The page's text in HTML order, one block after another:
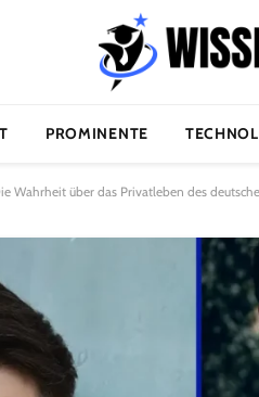
PROMINENTE
Wahrheit über das Privatleben des